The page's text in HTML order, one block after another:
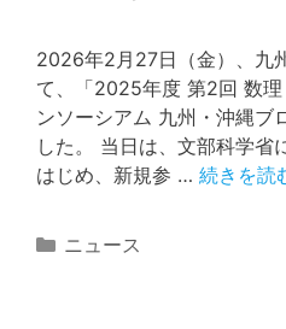
2026年2月27日（金）、九
て、「2025年度 第2回 数
ンソーシアム 九州・沖縄ブ
した。 当日は、文部科学省
はじめ、新規参 … 続きを読
カ
ニュース